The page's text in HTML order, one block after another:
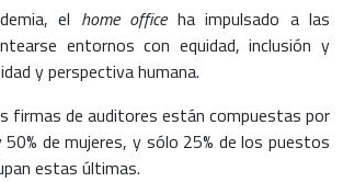
el home officeha impulsado a las
entornos con equidad, inclusión y
y perspectiva humana.
firmas de auditores están compuestas por
50% de mujeres, y sólo 25% de los puestos
estas últimas.